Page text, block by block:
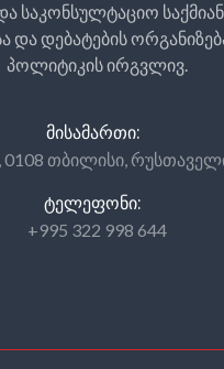
საკონსულტაციო
და დებატების
პოლიტიკის ირგვლივ.
ᲛᲘᲡᲐᲛᲐᲠᲗᲘ:
თბილისი,
ᲢᲔᲚᲔᲤᲝᲜᲘ:
+995 322 998 644